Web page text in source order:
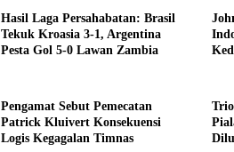
Hasil Laga Persahabatan: Brasil
Tekuk Kroasia 3-1, Argentina
Pesta Gol 5-0 Lawan Zambia
Pengamat Sebut Pemecatan
Patrick Kluivert Konsekuensi
Logis Kegagalan Timnas